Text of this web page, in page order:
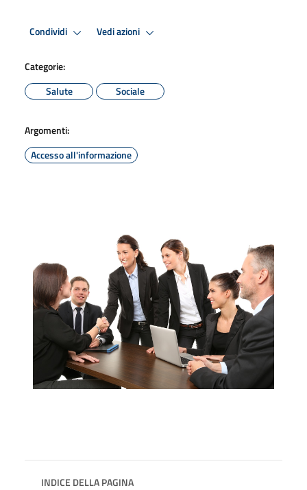
Condividi Vedi azioni
Categorie:
Salute
Sociale
Argomenti:
Accesso all'informazione
INDICE DELLA PAGINA